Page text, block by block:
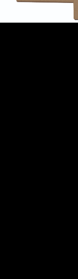
увеличить изображение